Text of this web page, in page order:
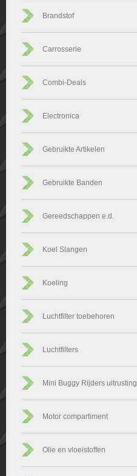
Brandstof
Carrosserie
Combi-Deals
Electronica
Gebruikte Artikelen
Gebruikte Banden
Gereedschappen e.d.
Koel Slangen
Koeling
Luchtfilter toebehoren
Luchtfilters
Mini Buggy Rijders uitrusting
Motor compartiment
Olie en vloeistoffen